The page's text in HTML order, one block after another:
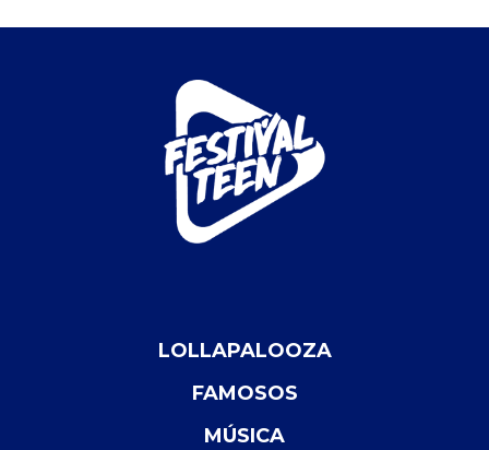
LOLLAPALOOZA
FAMOSOS
MÚSICA